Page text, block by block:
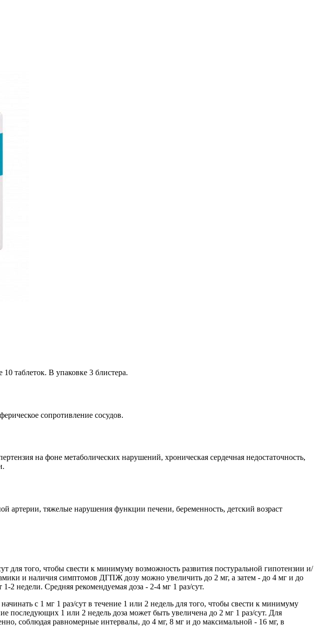
таблеток. В упаковке 3 блистера.
сопротивление сосудов.
на фоне метаболических нарушений, хроническая сердечная недостаточность,
артерии, тяжелые нарушения функции печени, беременность, детский возраст
для того, чтобы свести к минимуму возможность развития постуральной гипотензии и/
и наличия симптомов ДГПЖ дозу можно увеличить до 2 мг, а затем - до 4 мг и до
недели. Средняя рекомендуемая доза - 2-4 мг 1 раз/сут.
с 1 мг 1 раз/сут в течение 1 или 2 недель для того, чтобы свести к минимуму
последующих 1 или 2 недель доза может быть увеличена до 2 мг 1 раз/сут. Для
соблюдая равномерные интервалы, до 4 мг, 8 мг и до максимальной - 16 мг, в